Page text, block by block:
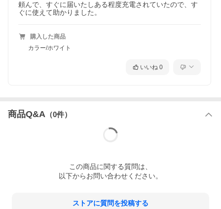
使用温度
充電時：0〜40℃
放電時：0〜40℃
サイズ (本体) 約 68.5(W) × 28.5(D) × 145(H)mm
重量 (本体) 約 430g
取扱説明書（保証書付）
保証期間 1.5年間
【飛行機への持ち込み】
※航空会社により機内持ち込み手荷物の規定
が異なりますので、事前に各航空会社へお問
い合わせください。
頼んで、すぐに届いたしある程度充電されていたので、す
ぐに使えて助かりました。
購入した商品
カラー/ホワイト
いいね 0
商品Q&A （0件）
この商品に関する質問は、
以下からお問い合わせください。
ストアに質問を投稿する